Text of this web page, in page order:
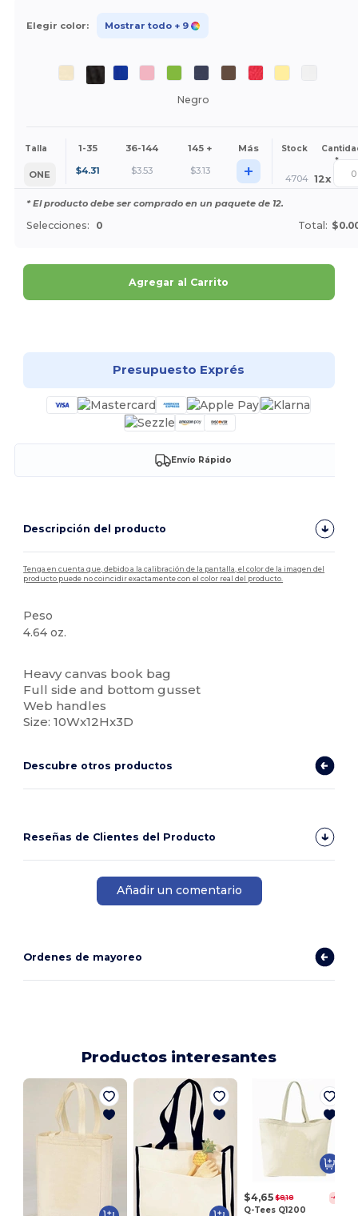
Elegir color: Mostrar todo + 9
Negro
Talla 1-35 36-144 145 + Más Stock
*
ONE $4.31 $3.53 $3.13 + 4704 12x
* El producto debe ser comprado en un paquete de 12.
Selecciones: 0 Total:
Agregar al Carrito
Presupuesto Exprés
Envío Rápido
Descripción del producto
Tenga en cuenta que, debido a la calibración de la pantalla, el color de la imagen del
producto puede no coincidir exactamente con el color real del producto.
Peso
4.64 oz.
Heavy canvas book bag
Full side and bottom gusset
Web handles
Size: 10Wx12Hx3D
Descubre otros productos
Reseñas de Clientes del Producto
Añadir un comentario
Ordenes de mayoreo
Productos interesantes
$4,65 $8,18 -43%
Q-Tees Q1200